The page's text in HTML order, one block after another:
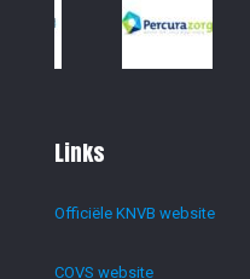
Links
Officiële KNVB website
COVS website